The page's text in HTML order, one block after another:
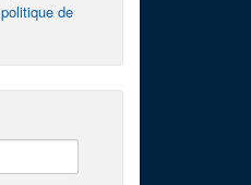
politique de